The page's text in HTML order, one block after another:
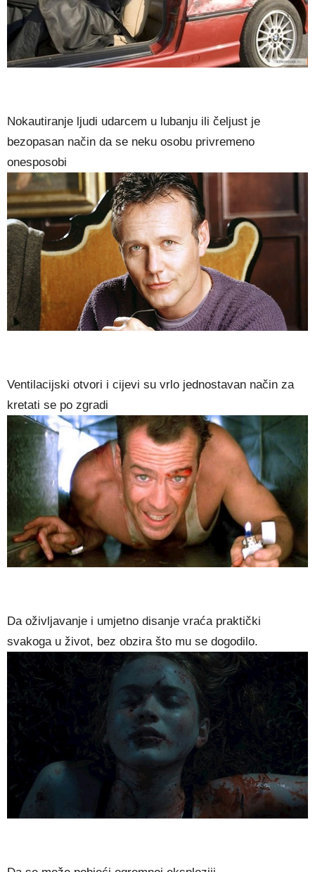
Nokautiranje ljudi udarcem u lubanju ili čeljust je
bezopasan način da se neku osobu privremeno
onesposobi
Ventilacijski otvori i cijevi su vrlo jednostavan način za
kretati se po zgradi
Da oživljavanje i umjetno disanje vraća praktički
svakoga u život, bez obzira što mu se dogodilo.